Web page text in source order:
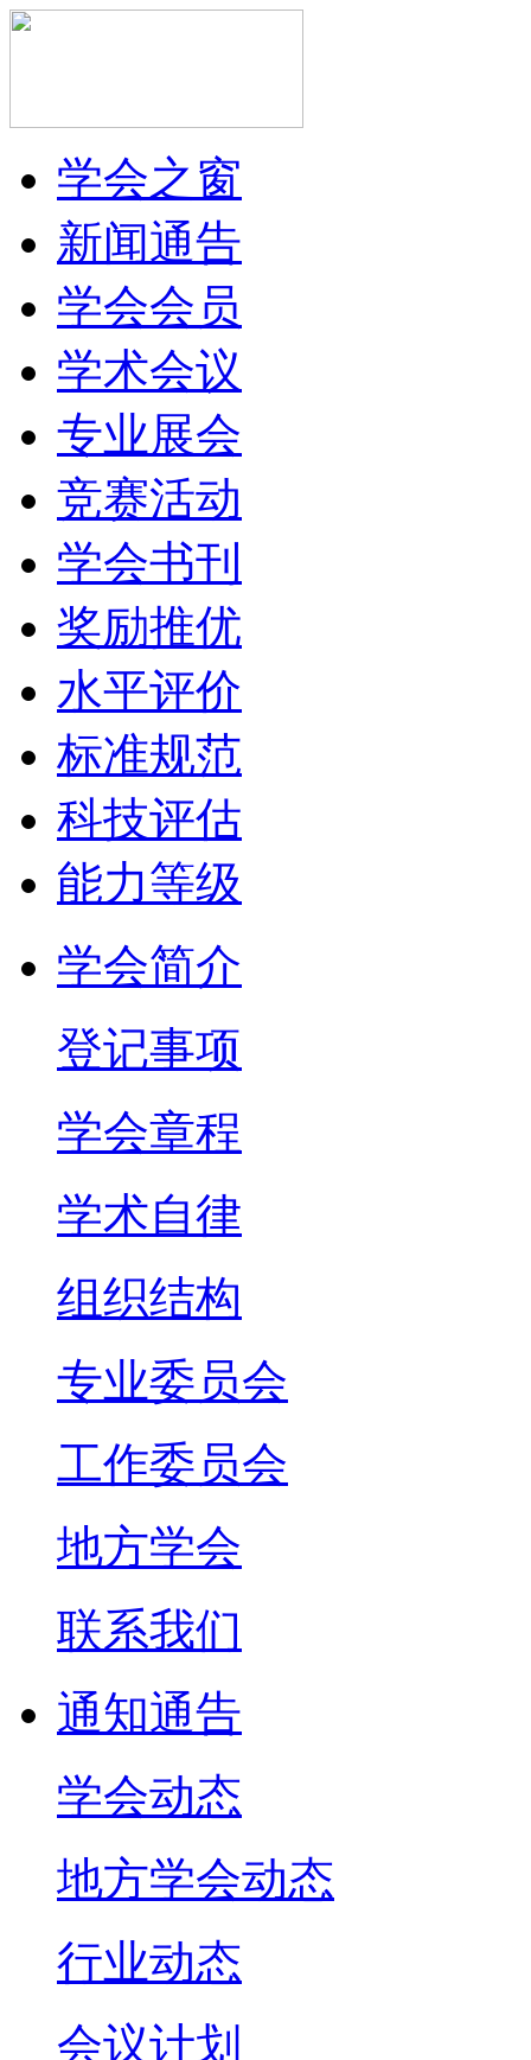
学会之窗
新闻通告
学会会员
学术会议
专业展会
竞赛活动
学会书刊
奖励推优
水平评价
标准规范
科技评估
能力等级
学会简介
登记事项
学会章程
学术自律
组织结构
专业委员会
工作委员会
地方学会
联系我们
通知通告
学会动态
地方学会动态
行业动态
会议计划